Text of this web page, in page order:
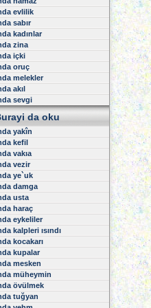
Suresi
Suresi
Suresi
Suresi
Suresi
Suresi
Suresi
Suresi
Suresi
Suresi
Suresi
Suresi
Suresi
Suresi
Suresi
Suresi
Suresi
Suresi
Suresi
Suresi
Suresi
Suresi
Suresi
Suresi
Suresi
Suresi
Suresi
Suresi
Suresi
Suresi
Suresi
Suresi
evlilik
sabır
kadınlar
zina
içki
oruç
melekler
akıl
sevgi
da oku
yakîn
kefil
vakıa
vezir
ye`uk
damga
usta
haraç
eykeliler
kalpleri ısındı
kocakarı
kupalar
mesken
müheymin
övülmek
tuğyan